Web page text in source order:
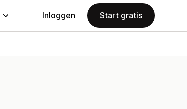
Inloggen Start gratis